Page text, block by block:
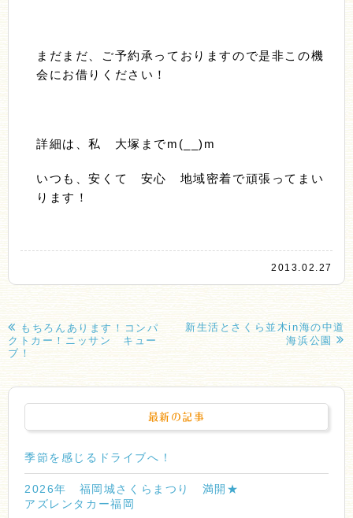
まだまだ、ご予約承っておりますので是非この機
会にお借りください！
詳細は、私 大塚までm(__)m
いつも、安くて 安心 地域密着で頑張ってまい
ります！
2013.02.27
もちろんあります！コンパ
クトカー！ニッサン キュー
ブ！
新生活とさくら並木in海の中道
海浜公園
最新の記事
季節を感じるドライブへ！
2026年 福岡城さくらまつり 満開★
アズレンタカー福岡